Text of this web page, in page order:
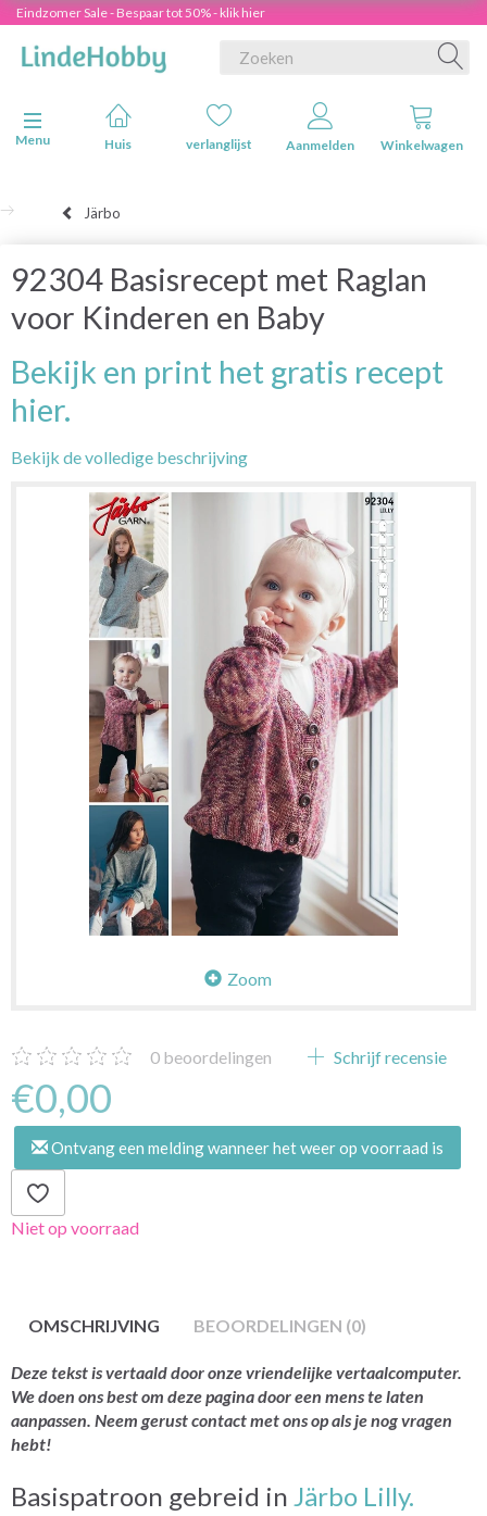
Eindzomer Sale - Bespaar tot 50% - klik hier
Navigatie in-/uitschakelen
Menu
Huis verlanglijst Aanmelden Winkelwagen
Järbo
92304 Basisrecept met Raglan
voor Kinderen en Baby
Bekijk en print het gratis recept
hier.
Bekijk de volledige beschrijving
Zoom
0 beoordelingen Schrijf recensie
€0,00
Ontvang een melding wanneer het weer op voorraad is
Niet op voorraad
OMSCHRIJVING BEOORDELINGEN (0)
Deze tekst is vertaald door onze vriendelijke vertaalcomputer.
We doen ons best om deze pagina door een mens te laten
aanpassen. Neem gerust contact met ons op als je nog vragen
hebt!
Basispatroon gebreid in Järbo Lilly.